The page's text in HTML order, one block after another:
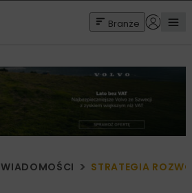
Branże
WIADOMOŚCI STRATEGIA